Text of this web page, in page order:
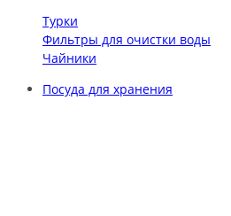
Турки
Фильтры для очистки воды
Чайники
Посуда для хранения